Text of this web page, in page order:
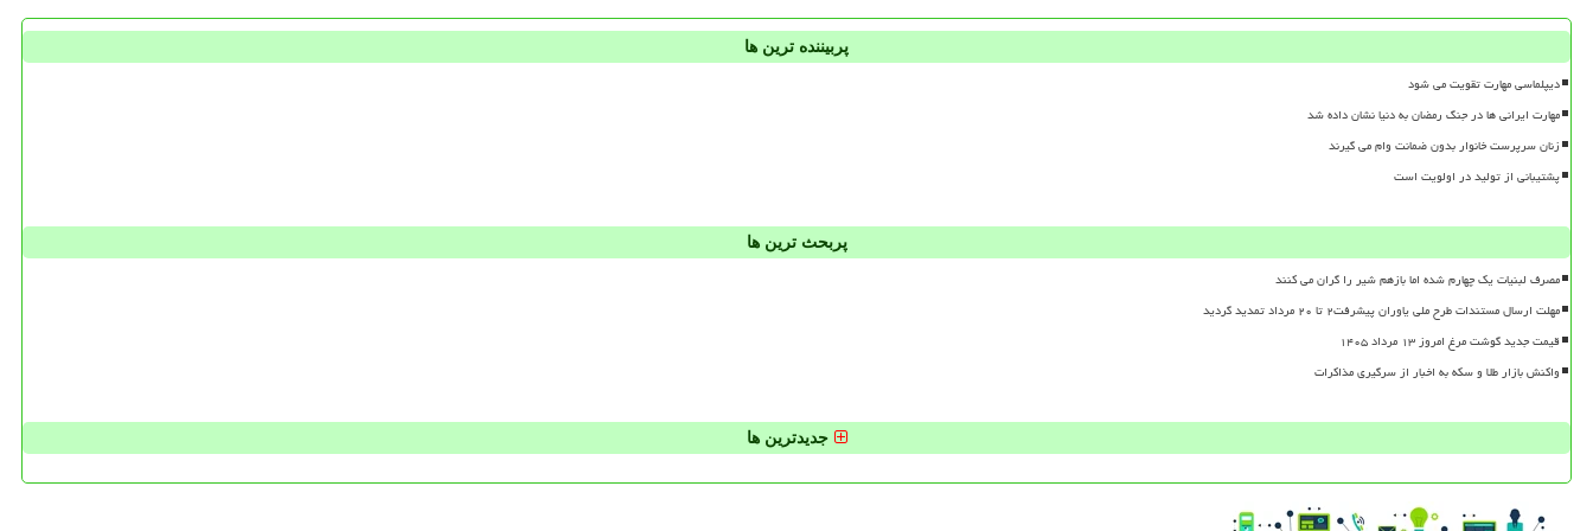
پربیننده ترین ها
دیپلماسی مهارت تقویت می شود
مهارت ایرانی ها در جنگ رمضان به دنیا نشان داده شد
زنان سرپرست خانوار بدون ضمانت وام می گیرند
پشتیبانی از تولید در اولویت است
پربحث ترین ها
مصرف لبنیات یک چهارم شده اما بازهم شیر را گران می کنند
مهلت ارسال مستندات طرح ملی یاوران پیشرفت۲ تا ۲۰ مرداد تمدید گردید
قیمت جدید گوشت مرغ امروز ۱۳ مرداد ۱۴۰۵
واکنش بازار طلا و سکه به اخبار از سرگیری مذاکرات
جدیدترین ها